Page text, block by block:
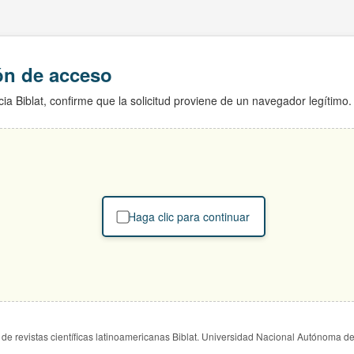
de acceso
Biblat, confirme que la solicitud proviene de un navegador legítimo.
Haga clic para continuar
revistas científicas latinoamericanas Biblat. Universidad Nacional Autónoma